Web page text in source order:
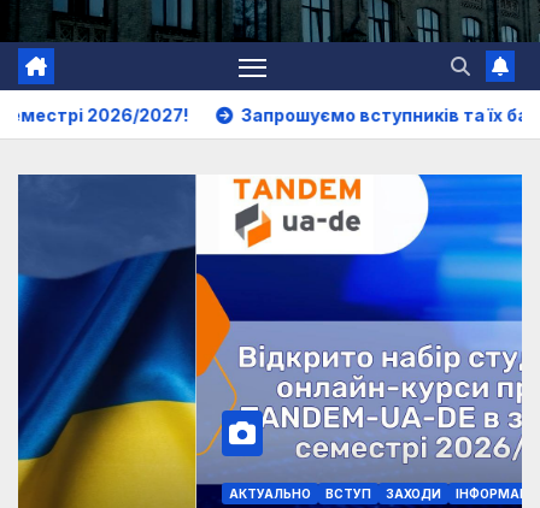
2027! Запрошуємо вступників та їх батьків на
ЗАХОДИ ІНФОРМАЦІЯ ОГОЛОШЕННЯ